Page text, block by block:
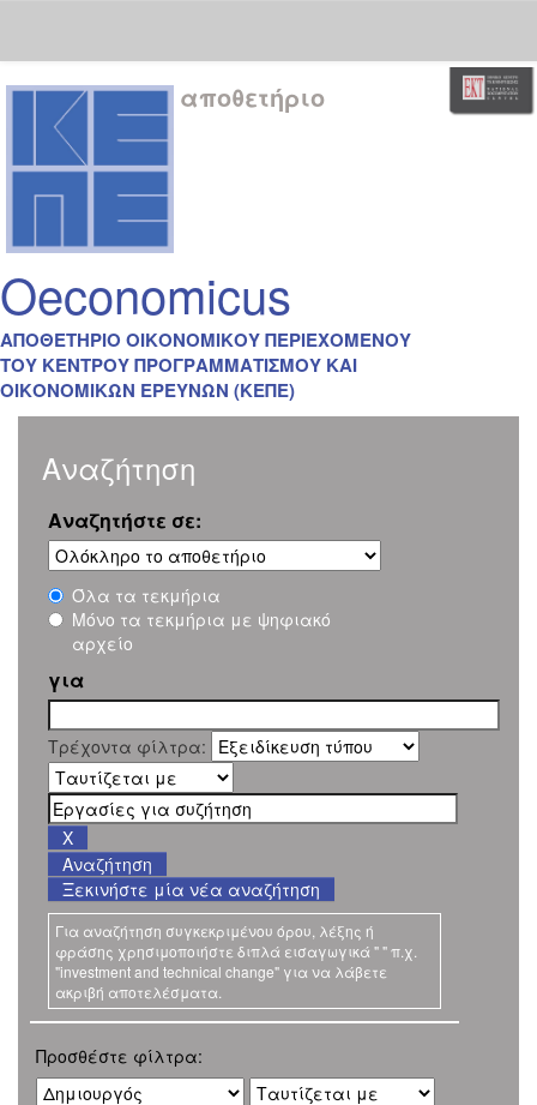
Skip
navigation
αποθετήριο
Oeconomicus
ΑΠΟΘΕΤΗΡΙΟ ΟΙΚΟΝΟΜΙΚΟΥ ΠΕΡΙΕΧΟΜΕΝΟΥ
ΤΟΥ ΚΕΝΤΡΟΥ ΠΡΟΓΡΑΜΜΑΤΙΣΜΟΥ ΚΑΙ
ΟΙΚΟΝΟΜΙΚΩΝ ΕΡΕΥΝΩΝ (ΚΕΠΕ)
Αναζήτηση
Αναζητήστε σε:
Όλα τα τεκμήρια
Μόνο τα τεκμήρια με ψηφιακό
αρχείο
για
Τρέχοντα φίλτρα:
Ξεκινήστε μία νέα αναζήτηση
Για αναζήτηση συγκεκριμένου όρου, λέξης ή
φράσης χρησιμοποιήστε διπλά εισαγωγικά " " π.χ.
"investment and technical change" για να λάβετε
ακριβή αποτελέσματα.
Προσθέστε φίλτρα: